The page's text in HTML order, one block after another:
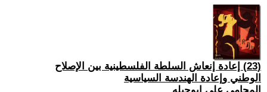
(23) إعادة إنعاش السلطة الفلسطينية بين الإصلاح
الوطني وإعادة الهندسة السياسية